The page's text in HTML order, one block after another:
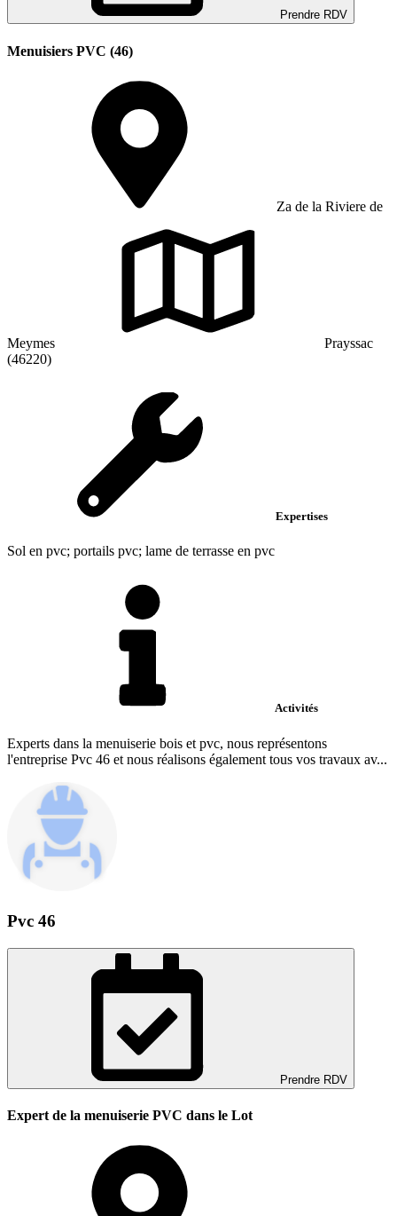
Prendre RDV
Menuisiers PVC (46)
Za de la Riviere de
Meymes
Prayssac
(46220)
Expertises
Sol en pvc; portails pvc; lame de terrasse en pvc
Activités
Experts dans la menuiserie bois et pvc, nous représentons
l'entreprise Pvc 46 et nous réalisons également tous vos travaux av...
Pvc 46
Prendre RDV
Expert de la menuiserie PVC dans le Lot